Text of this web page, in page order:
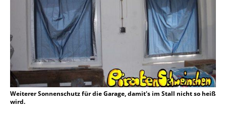
Weiterer Sonnenschutz für die Garage, damit's im Stall nicht so heiß
wird.